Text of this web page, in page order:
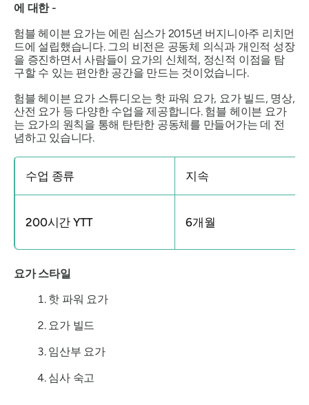
에 대한 -
험블 헤이븐 요가는 에린 심스가 2015년 버지니아주 리치먼
드에 설립했습니다. 그의 비전은 공동체 의식과 개인적 성장
을 증진하면서 사람들이 요가의 신체적, 정신적 이점을 탐
구할 수 있는 편안한 공간을 만드는 것이었습니다.
험블 헤이븐 요가 스튜디오는 핫 파워 요가, 요가 빌드, 명상,
산전 요가 등 다양한 수업을 제공합니다. 험블 헤이븐 요가
는 요가의 원칙을 통해 탄탄한 공동체를 만들어가는 데 전
념하고 있습니다.
수업 종류 지속
200시간 YTT 6개월
요가 스타일
핫 파워 요가
요가 빌드
임산부 요가
심사 숙고